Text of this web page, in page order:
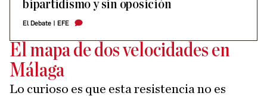
bipartidismo y sin oposición
El Debate | EFE
El mapa de dos velocidades en
Málaga
Lo curioso es que esta resistencia no es